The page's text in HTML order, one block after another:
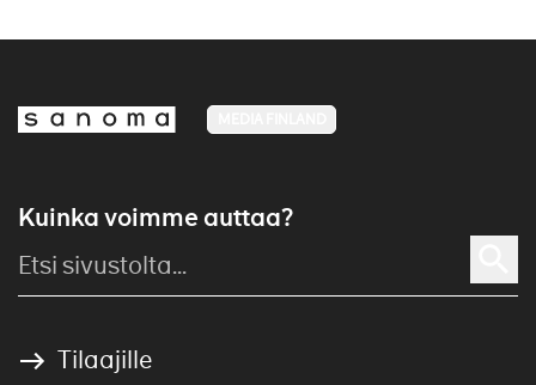
Kuinka voimme auttaa?
Tilaajille